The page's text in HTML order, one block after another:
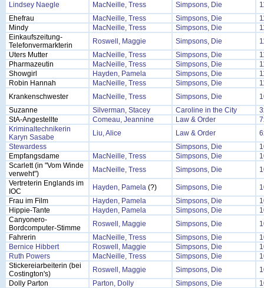
Lindsey Naegle
MacNeille, Tress Simpsons, Die
Ehefrau
MacNeille, Tress Simpsons, Die
Mindy
MacNeille, Tress Simpsons, Die
Einkaufszeitung-
Telefonvermarkterin
Roswell, Maggie Simpsons, Die
Uters Mutter
MacNeille, Tress Simpsons, Die
Pharmazeutin
MacNeille, Tress Simpsons, Die
Showgirl
Hayden, Pamela Simpsons, Die
Robin Hannah
MacNeille, Tress Simpsons, Die
Krankenschwester
MacNeille, Tress Simpsons, Die
Suzanne
Silverman, Stacey Caroline in the City
StA-Angestellte
Comeau, Jeannine Law & Order
Kriminaltechnikerin
Karyn Sasabe
Liu, Alice Law & Order
Stewardess
Simpsons, Die
Empfangsdame
MacNeille, Tress Simpsons, Die
Scarlett (in "Vom Winde
verweht")
MacNeille, Tress Simpsons, Die
Vertreterin Englands im
IOC
Hayden, Pamela (?) Simpsons, Die
Frau im Film
Hayden, Pamela Simpsons, Die
Hippie-Tante
Hayden, Pamela Simpsons, Die
Canyonero-
Bordcomputer-Stimme
Roswell, Maggie Simpsons, Die
Fahrerin
MacNeille, Tress Simpsons, Die
Bernice Hibbert
Roswell, Maggie Simpsons, Die
Ruth Powers
MacNeille, Tress Simpsons, Die
Stickereiarbeiterin (bei
Costington's)
Roswell, Maggie Simpsons, Die
Dolly Parton
Parton, Dolly Simpsons, Die